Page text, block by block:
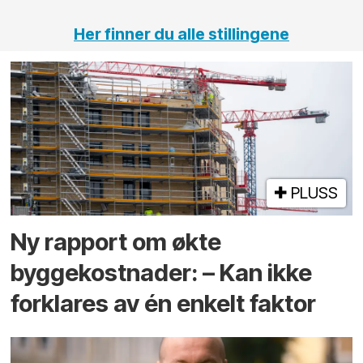
Her finner du alle stillingene
PLUSS
Ny rapport om økte
byggekostnader: – Kan ikke
forklares av én enkelt faktor